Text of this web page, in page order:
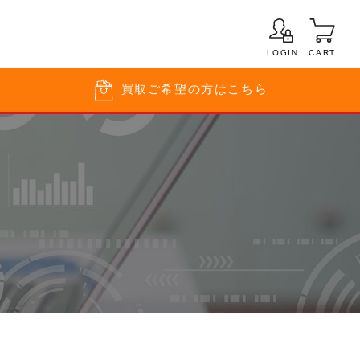
LOGIN CART
買取 ご希望の方はこちら